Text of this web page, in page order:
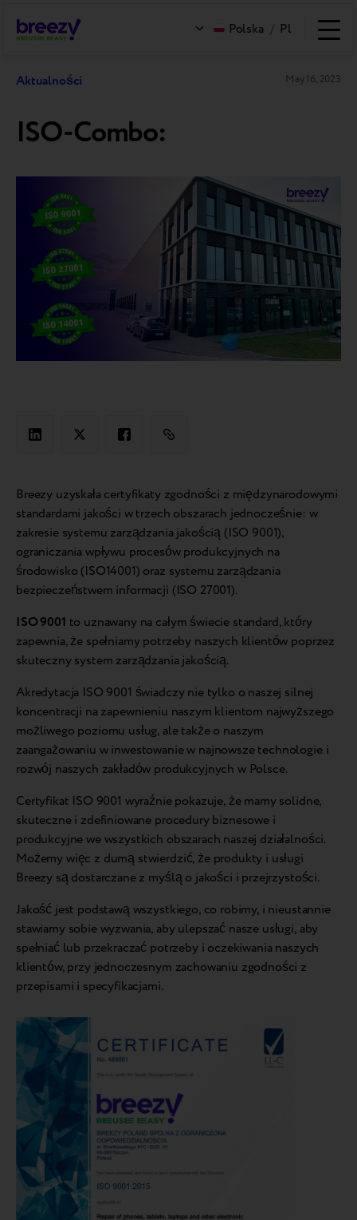
Polska / Pl
Aktualności May 16, 2023
ISO-Combo:
Breezy uzyskała certyfikaty zgodności z międzynarodowymi
standardami jakości w trzech obszarach jednocześnie: w
zakresie systemu zarządzania jakością (ISO 9001),
ograniczania wpływu procesów produkcyjnych na
środowisko (ISO14001) oraz systemu zarządzania
bezpieczeństwem informacji (ISO 27001).
ISO 9001 to uznawany na całym świecie standard, który
zapewnia, że spełniamy potrzeby naszych klientów poprzez
skuteczny system zarządzania jakością.
Akredytacja ISO 9001 świadczy nie tylko o naszej silnej
koncentracji na zapewnieniu naszym klientom najwyższego
możliwego poziomu usług, ale także o naszym
zaangażowaniu w inwestowanie w najnowsze technologie i
rozwój naszych zakładów produkcyjnych w Polsce.
Certyfikat ISO 9001 wyraźnie pokazuje, że mamy solidne,
skuteczne i zdefiniowane procedury biznesowe i
produkcyjne we wszystkich obszarach naszej działalności.
Możemy więc z dumą stwierdzić, że produkty i usługi
Breezy są dostarczane z myślą o jakości i przejrzystości.
Jakość jest podstawą wszystkiego, co robimy, i nieustannie
stawiamy sobie wyzwania, aby ulepszać nasze usługi, aby
spełniać lub przekraczać potrzeby i oczekiwania naszych
klientów, przy jednoczesnym zachowaniu zgodności z
przepisami i specyfikacjami.